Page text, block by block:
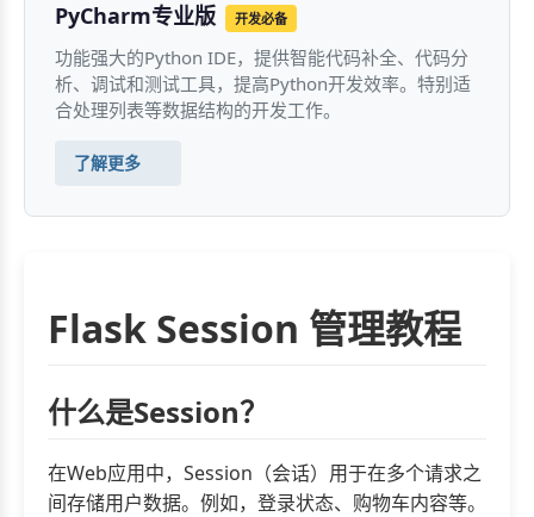
PyCharm专业版 开发必备
功能强大的Python IDE，提供智能代码补全、代码分
析、调试和测试工具，提高Python开发效率。特别适
合处理列表等数据结构的开发工作。
了解更多
Flask Session 管理教程
什么是Session？
在Web应用中，Session（会话）用于在多个请求之
间存储用户数据。例如，登录状态、购物车内容等。